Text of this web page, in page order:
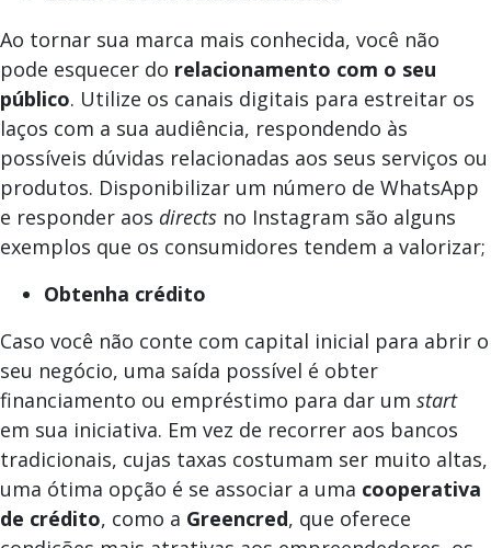
Ao tornar sua marca mais conhecida, você não
pode esquecer do relacionamento com o seu
público. Utilize os canais digitais para estreitar os
laços com a sua audiência, respondendo às
possíveis dúvidas relacionadas aos seus serviços ou
produtos. Disponibilizar um número de WhatsApp
e responder aos directs no Instagram são alguns
exemplos que os consumidores tendem a valorizar;
Obtenha crédito
Caso você não conte com capital inicial para abrir o
seu negócio, uma saída possível é obter
financiamento ou empréstimo para dar um start
em sua iniciativa. Em vez de recorrer aos bancos
tradicionais, cujas taxas costumam ser muito altas,
uma ótima opção é se associar a uma cooperativa
de crédito, como a Greencred, que oferece